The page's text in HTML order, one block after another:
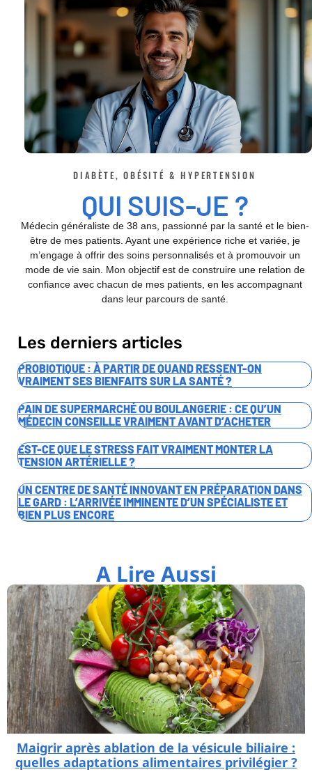
DIABÈTE, OBÉSITÉ & HYPERTENSION
QUI SUIS-JE ?
Médecin généraliste de 38 ans, passionné par la santé et le bien-
être de mes patients. Ayant une expérience riche et variée, je
m’engage à offrir des soins personnalisés et à promouvoir un
mode de vie sain. Mon objectif est de construire une relation de
confiance avec chacun de mes patients, en les accompagnant
dans leur parcours de santé.
Les derniers articles
PROBIOTIQUE : À PARTIR DE QUAND RESSENT-ON
VRAIMENT SES BIENFAITS SUR LA SANTÉ ?
PAIN DE SUPERMARCHÉ OU BOULANGERIE : CE QU’UN
MÉDECIN CONSEILLE VRAIMENT AVANT D’ACHETER
EST-CE QUE LE STRESS FAIT VRAIMENT MONTER LA
TENSION ARTÉRIELLE ?
UN CENTRE DE SANTÉ INNOVANT EN PRÉPARATION DANS
LE GARD : L’ARRIVÉE IMMINENTE D’UN SPÉCIALISTE ET
BIEN PLUS ENCORE
A Lire Aussi
Maigrir après ablation de la vésicule biliaire :
quelles adaptations alimentaires privilégier ?